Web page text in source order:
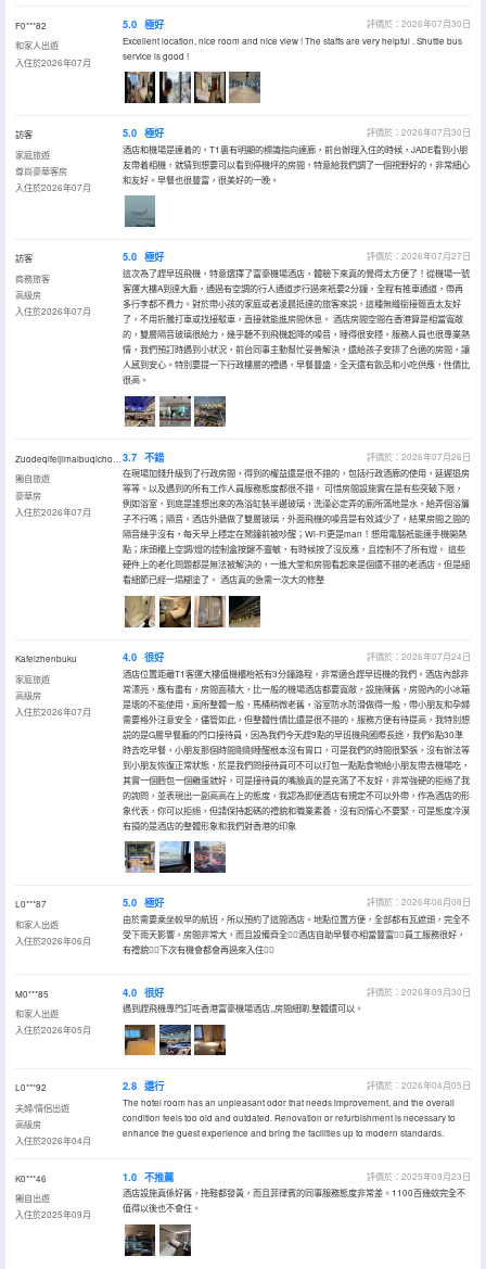
F0***82
和家人出遊
入住於2026年07月
5.0 極好
評價於：2026年07月30日
Excellent location, nice room and nice view ! The staffs are very helpful . Shuttle bus
service is good !
訪客
家庭旅遊
尊尚豪華客房
入住於2026年07月
5.0 極好
評價於：2026年07月30日
酒店和機場是連着的，T1裏有明顯的標識指向連廊，前台辦理入住的時候，JADE看到小朋
友帶着相機，就猜到想要可以看到停機坪的房間，特意給我們調了一個視野好的，非常細心
和友好。早餐也很豐富，很美好的一晚。
訪客
商務旅客
高級房
入住於2026年07月
5.0 極好
評價於：2026年07月27日
這次為了趕早班飛機，特意選擇了富豪機場酒店，體驗下來真的覺得太方便了！從機場一號
客運大樓A到達大廳，通過有空調的行人通道步行過來衹要2分鐘，全程有推車通道，帶再
多行李都不費力。對於帶小孩的家庭或者凌晨抵達的旅客來説，這種無縫銜接簡直太友好
了，不用折騰打車或找接駁車，直接就能進房間休息。 酒店房間空間在香港算是相當寬敞
的，雙層隔音玻璃很給力，幾乎聽不到飛機起降的噪音，睡得很安穩。服務人員也很專業熱
情，我們預訂時遇到小狀況，前台同事主動幫忙妥善解決，還給孩子安排了合適的房間，讓
人感到安心。特別要提一下行政樓層的禮遇，早餐豐盛，全天還有飲品和小吃供應，性價比
很高。
Zuodeqifeijimaibuqichongdianbao
獨自旅遊
豪華房
入住於2026年07月
3.7 不錯
評價於：2026年07月26日
在現場加錢升級到了行政房間，得到的權益還是很不錯的，包括行政酒廊的使用，延遲退房
等等。以及遇到的所有工作人員服務態度都很不錯。 可惜房間設施實在是有些突破下限，
例如浴室，到底是誰想出來的為浴缸裝半邊玻璃，洗澡必定弄的廁所滿地是水，給弄個浴簾
子不行嗎；隔音，酒店外牆做了雙層玻璃，外面飛機的噪音是有效減少了，結果房間之間的
隔音幾乎沒有，每天早上穩定在鬧鐘前被吵醒；Wi-Fi更是man！想用電腦衹能連手機開熱
點；床頭櫃上空調/燈的控制盒按鍵不靈敏，有時候按了沒反應，且控制不了所有燈。 這些
硬件上的老化問題都是無法被解決的，一進大堂和房間看起來是個還不錯的老酒店，但是細
看細節已經一塌糊塗了。 酒店真的急需一次大的修整
Kafeizhenbuku
家庭旅遊
高級房
入住於2026年07月
4.0 很好
評價於：2026年07月24日
酒店位置距離T1客運大樓值機櫃枱衹有3分鐘路程，非常適合趕早班機的我們。酒店內部非
常漂亮，應有盡有，房間面積大，比一般的機場酒店都要寬敞，設施陳舊，房間內的小冰箱
是壞的不能使用，廁所整體一般，馬桶稍微老舊，浴室防水防滑做得一般，帶小朋友和孕婦
需要格外注意安全，儘管如此，但整體性價比還是很不錯的。服務方便有待提高，我特別想
説的是G層早餐廳的門口接待員，因為我們今天趕9點的早班機飛國際長途，我們6點30準
時去吃早餐，小朋友那個時間剛剛睡醒根本沒有胃口，可是我們的時間很緊張，沒有辦法等
到小朋友恢復正常狀態，於是我們問接待員可不可以打包一點點食物給小朋友帶去機場吃，
其實一個麪包一個雞蛋就好，可是接待員的嘴臉真的是充滿了不友好，非常強硬的拒絕了我
的詢問，並表現出一副高高在上的態度，我認為即便酒店有規定不可以外帶，作為酒店的形
象代表，你可以拒絕，但請保持起碼的禮貌和職業素養，沒有同情心不要緊，可是態度冷漠
有損的是酒店的整體形象和我們對香港的印象
L0***87
和家人出遊
入住於2026年06月
5.0 極好
評價於：2026年06月08日
由於需要乘坐較早的航班，所以預約了這間酒店。地點位置方便，全部都有瓦遮頭，完全不
受下雨天影響。房間非常大，而且設備齊全👍🏻酒店自助早餐亦相當豐富👍🏻員工服務很好，
有禮貌👍🏻下次有機會都會再過來入住👍🏻
M0***85
和家人出遊
入住於2026年05月
4.0 很好
評價於：2026年05月30日
遇到趕飛機專門訂咗香港富豪機場酒店,,房間細啲,整體還可以。
L0***92
夫婦/情侶出遊
高級房
入住於2026年04月
2.8 還行
評價於：2026年04月05日
The hotel room has an unpleasant odor that needs improvement, and the overall
condition feels too old and outdated. Renovation or refurbishment is necessary to
enhance the guest experience and bring the facilities up to modern standards.
K0***46
獨自出遊
入住於2025年09月
1.0 不推薦
評價於：2025年09月23日
酒店設施真係好舊，拖鞋都發黃，而且菲律賓的同事服務態度非常差。1100百幾蚊完全不
值得以後也不會住。